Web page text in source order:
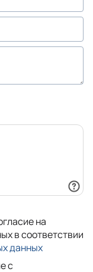
на
в соответствии
данных
с